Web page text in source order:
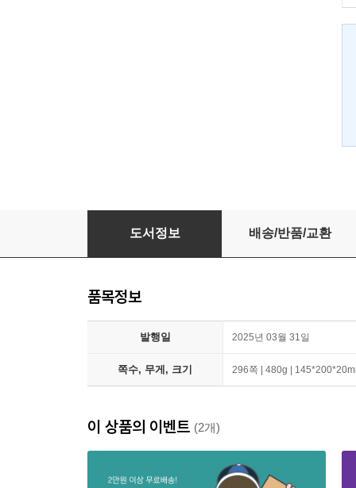
도서정보 배송/반품/교환
품목정보
발행일 2025년 03월 31일
쪽수, 무게, 크기 296쪽 | 480g |
이 상품의 이벤트 (2개)